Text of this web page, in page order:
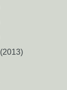
(2013)